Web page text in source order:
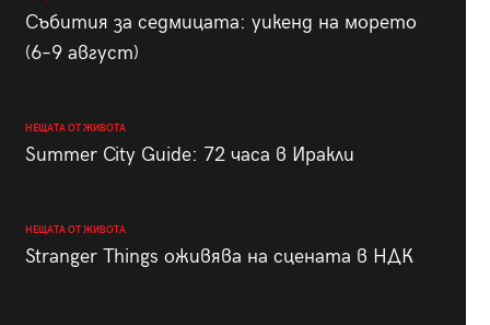
Събития за седмицата: уикенд на морето
(6–9 август)
НЕЩАТА ОТ ЖИВОТА
Summer City Guide: 72 часа в Иракли
НЕЩАТА ОТ ЖИВОТА
Stranger Things оживява на сцената в НДК